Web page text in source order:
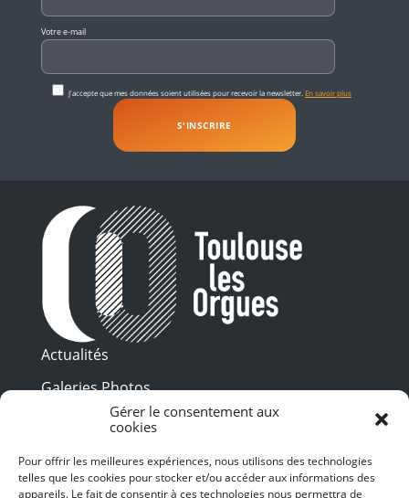
Gérer le consentement aux
cookies
Pour offrir les meilleures expériences, nous utilisons des technologies
telles que les cookies pour stocker et/ou accéder aux informations des
appareils. Le fait de consentir à ces technologies nous permettra de
Votre e-mail
J'accepte que mes données soient utilisées pour recevoir la newsletter. En savoir plus
Actualités
Galeries Photos
Vidéothèque
Presse
Billetterie